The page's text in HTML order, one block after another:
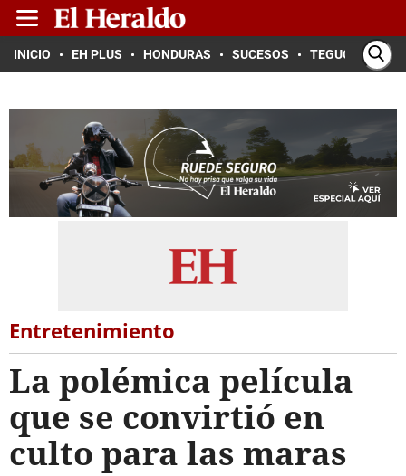
INICIO EH PLUS HONDURAS SUCESOS TEGUCIGALPA
Entretenimiento
La polémica película
que se convirtió en
culto para las maras